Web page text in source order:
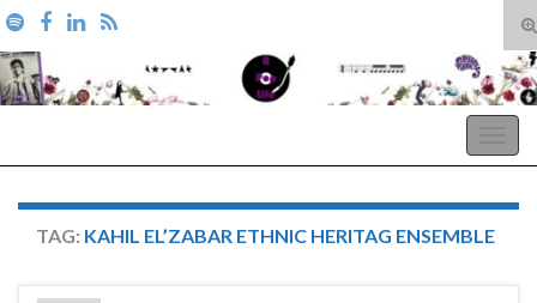
Search for:
TAG: KAHIL EL’ZABAR ETHNIC HERITAG ENSEMBLE